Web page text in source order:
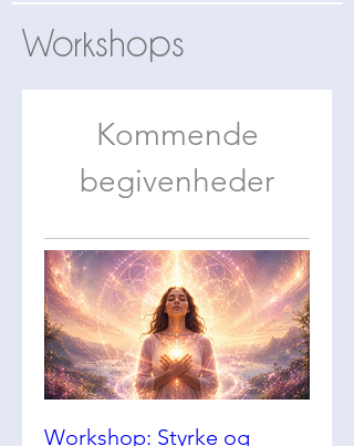
Workshops
Kommende
begivenheder
Workshop: Styrke og